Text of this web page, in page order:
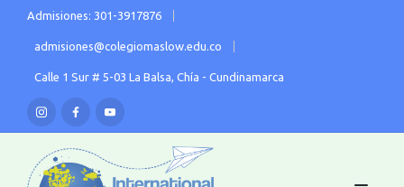
Admisiones: 301-3917876
admisiones@colegiomaslow.edu.co
Calle 1 Sur # 5-03 La Balsa, Chía - Cundinamarca